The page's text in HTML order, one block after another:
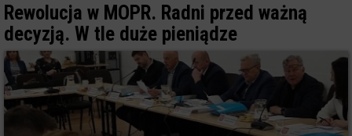
Rewolucja w MOPR. Radni przed ważną
decyzją. W tle duże pieniądze